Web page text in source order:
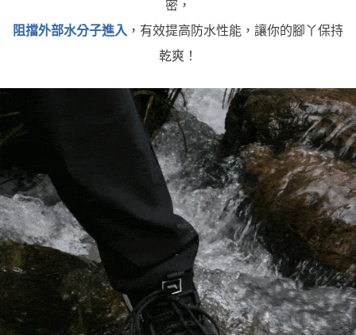
密，
阻擋外部水分子進入 ，有效提高防水性能，讓你的腳丫保持
乾爽！